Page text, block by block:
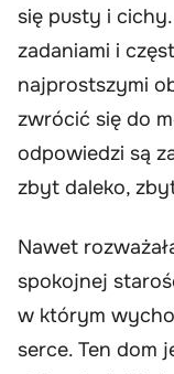
się pusty i
zadaniami i
najprostszymi
zwrócić się do
odpowiedzi są
zbyt daleko,
Nawet
spokojnej
w którym
serce. Ten dom